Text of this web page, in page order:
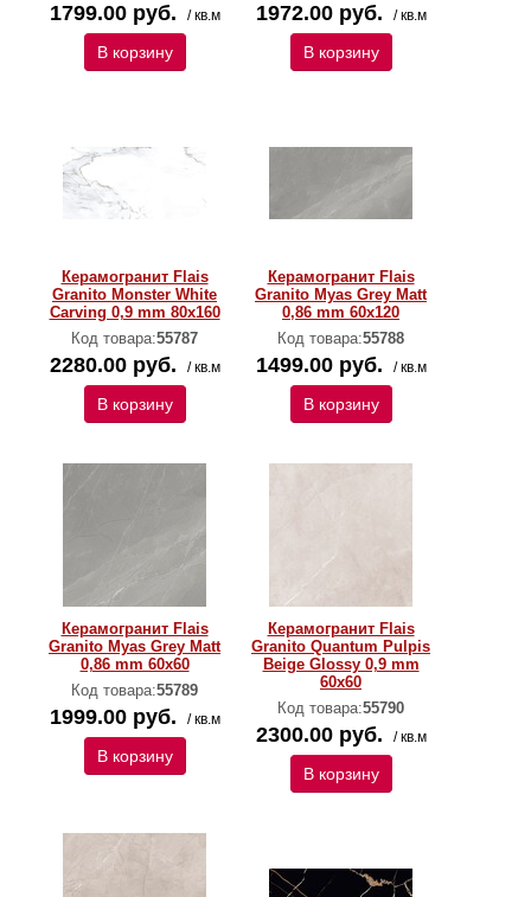
1799.00 руб. / кв.м
В корзину
1972.00 руб. / кв.м
В корзину
Керамогранит Flais
Granito Monster White
Carving 0,9 mm 80х160
Код товара:55787
2280.00 руб. / кв.м
В корзину
Керамогранит Flais
Granito Myas Grey Matt
0,86 mm 60х120
Код товара:55788
1499.00 руб. / кв.м
В корзину
Керамогранит Flais
Granito Myas Grey Matt
0,86 mm 60х60
Код товара:55789
1999.00 руб. / кв.м
В корзину
Керамогранит Flais
Granito Quantum Pulpis
Beige Glossy 0,9 mm
60х60
Код товара:55790
2300.00 руб. / кв.м
В корзину